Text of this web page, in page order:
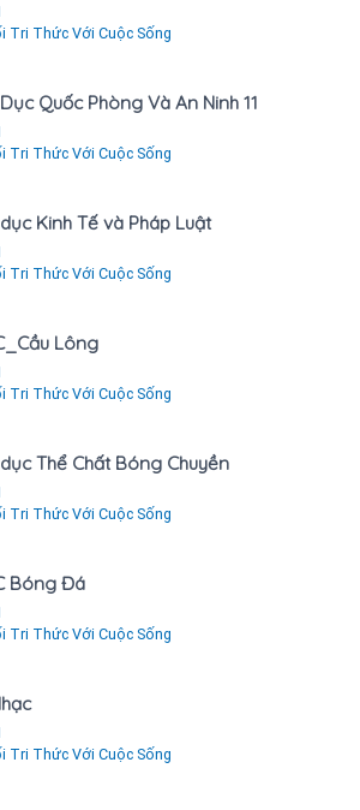
Tri Thức Với Cuộc Sống
Quốc Phòng Và An Ninh 11
Tri Thức Với Cuộc Sống
Kinh Tế và Pháp Luật
Tri Thức Với Cuộc Sống
Lông
Tri Thức Với Cuộc Sống
Thể Chất Bóng Chuyền
Tri Thức Với Cuộc Sống
Bóng Đá
Tri Thức Với Cuộc Sống
Tri Thức Với Cuộc Sống